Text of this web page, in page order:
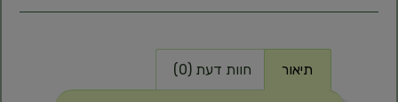
תיאור חוות דעת (0)